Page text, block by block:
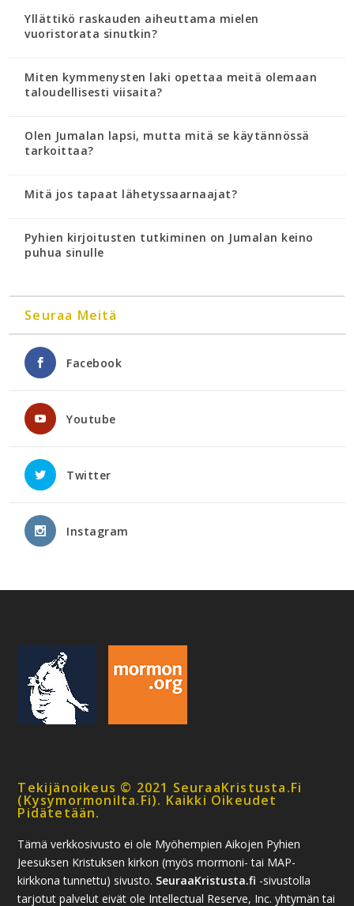
Yllättikö raskauden aiheuttama mielen
vuoristorata sinutkin?
Miten kymmenysten laki opettaa meitä olemaan
taloudellisesti viisaita?
Olen Jumalan lapsi, mutta mitä se käytännössä
tarkoittaa?
Mitä jos tapaat lähetyssaarnaajat?
Pyhien kirjoitusten tutkiminen on Jumalan keino
puhua sinulle
Seuraa Meitä
Facebook
Youtube
Twitter
Instagram
Tekijänoikeus © 2021 SeuraaKristusta.fi
(kysymormonilta.fi). Kaikki Oikeudet
Pidätetään.
Tämä verkkosivusto ei ole Myöhempien Aikojen Pyhien
Jeesuksen Kristuksen kirkon (myös mormoni- tai MAP-
kirkkona tunnettu) sivusto. SeuraaKristusta.fi -sivustolla
tarjotut palvelut eivät ole Intellectual Reserve, Inc. yhtymän tai